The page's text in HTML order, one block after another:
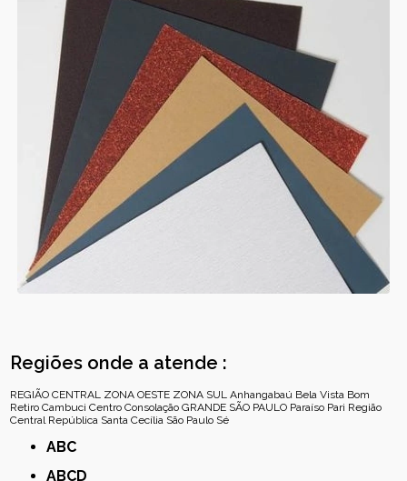
Regiões onde a atende :
REGIÃO CENTRAL ZONA OESTE ZONA SUL Anhangabaú Bela Vista Bom
Retiro Cambuci Centro Consolação GRANDE SÃO PAULO Paraíso Pari Região
Central República Santa Cecília São Paulo Sé
ABC
ABCD